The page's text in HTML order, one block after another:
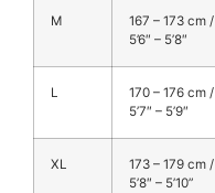
M
167 – 173 cm /
5’6″ – 5’8″
L
170 – 176 cm /
5’7″ – 5’9″
XL
173 – 179 cm /
5’8″ – 5’10”